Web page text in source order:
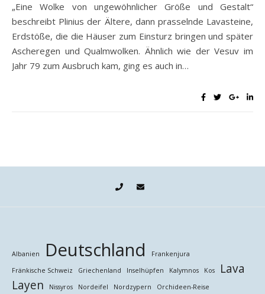
„Eine Wolke von ungewöhnlicher Größe und Gestalt“
beschreibt Plinius der Ältere, dann prasselnde Lavasteine,
Erdstöße, die die Häuser zum Einsturz bringen und später
Ascheregen und Qualmwolken. Ähnlich wie der Vesuv im
Jahr 79 zum Ausbruch kam, ging es auch in…
Albanien Deutschland
Frankenjura
Fränkische Schweiz
Griechenland Inselhüpfen Kalymnos Kos
Lava
Layen
Nissyros Nordeifel Nordzypern
Orchideen-Reise